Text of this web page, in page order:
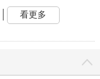
看更多